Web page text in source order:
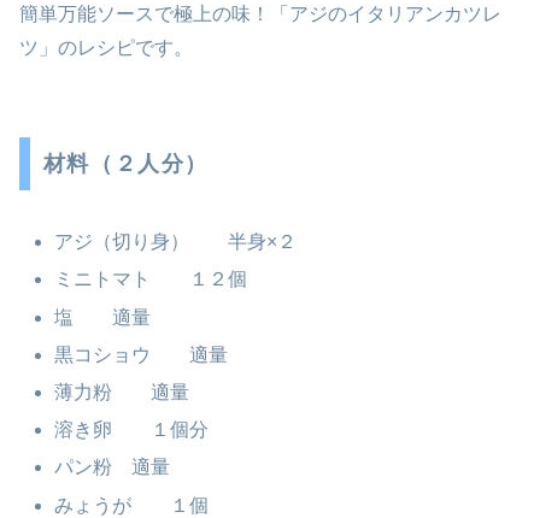
簡単万能ソースで極上の味！「アジのイタリアンカツレ
ツ」のレシピです。
材料（２人分）
アジ（切り身） 半身×２
ミニトマト １２個
塩 適量
黒コショウ 適量
薄力粉 適量
溶き卵 １個分
パン粉 適量
みょうが １個